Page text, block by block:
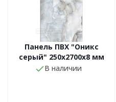
Панель ПВХ "Оникс
серый" 250х2700х8 мм
В наличии